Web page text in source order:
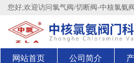
您好;欢迎访问氯气阀/切断阀-中核氯氨
网站官方网站！
股权代码：200711
网站首页 公司简介